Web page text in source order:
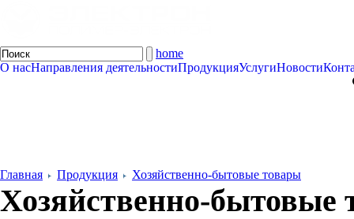
home
О насНаправления деятельностиПродукцияУслугиНовости
Главная Продукция Хозяйственно-бытовые товары
Хозяйственно-бытовые